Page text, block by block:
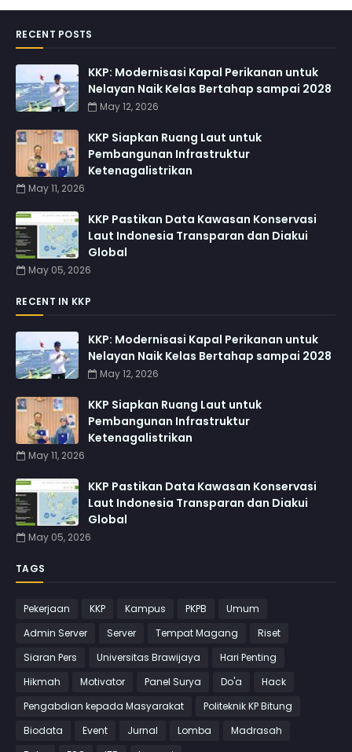
RECENT POSTS
KKP: Modernisasi Kapal Perikanan untuk
Nelayan Naik Kelas Bertahap sampai 2028
May 12, 2026
KKP Siapkan Ruang Laut untuk
Pembangunan Infrastruktur
Ketenagalistrikan
May 11, 2026
KKP Pastikan Data Kawasan Konservasi
Laut Indonesia Transparan dan Diakui
Global
May 05, 2026
RECENT IN KKP
KKP: Modernisasi Kapal Perikanan untuk
Nelayan Naik Kelas Bertahap sampai 2028
May 12, 2026
KKP Siapkan Ruang Laut untuk
Pembangunan Infrastruktur
Ketenagalistrikan
May 11, 2026
KKP Pastikan Data Kawasan Konservasi
Laut Indonesia Transparan dan Diakui
Global
May 05, 2026
TAGS
Pekerjaan KKP Kampus PKPB
Umum
Admin Server
Server Tempat Magang
Riset
Siaran Pers
Universitas Brawijaya
Hari Penting
Hikmah
Motivator Panel Surya Do'a
Hack
Pengabdian kepada Masyarakat
Politeknik KP Bitung
Biodata
Event Jurnal Lomba
Madrasah